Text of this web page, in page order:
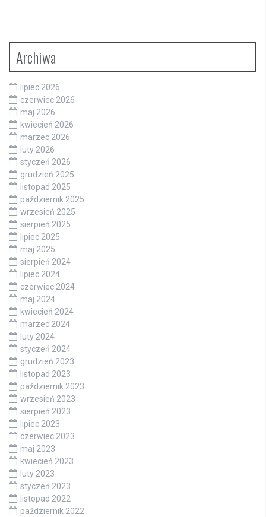
Archiwa
lipiec 2026
czerwiec 2026
maj 2026
kwiecień 2026
marzec 2026
luty 2026
styczeń 2026
grudzień 2025
listopad 2025
październik 2025
wrzesień 2025
sierpień 2025
lipiec 2025
maj 2025
sierpień 2024
lipiec 2024
czerwiec 2024
maj 2024
kwiecień 2024
marzec 2024
luty 2024
styczeń 2024
grudzień 2023
listopad 2023
październik 2023
wrzesień 2023
sierpień 2023
lipiec 2023
czerwiec 2023
maj 2023
kwiecień 2023
luty 2023
styczeń 2023
listopad 2022
październik 2022